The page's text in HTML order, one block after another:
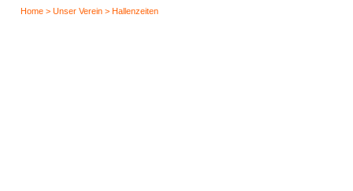
Home > Unser Verein > Hallenzeiten